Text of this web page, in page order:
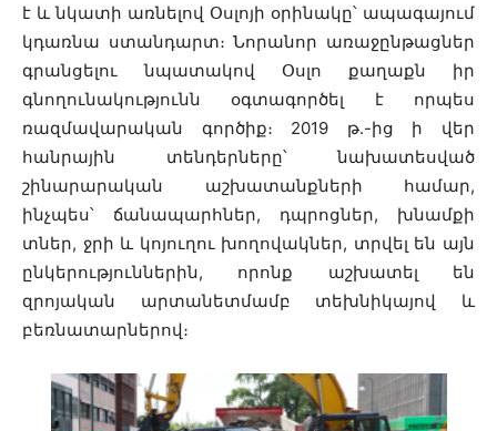
է և նկատի առնելով Օսլոյի օրինակը՝ ապագայում
կդառնա ստանդարտ։ Նորանոր առաջընթացներ
գրանցելու նպատակով Օսլո քաղաքն իր
գնողունակությունն օգտագործել է որպես
ռազմավարական գործիք։ 2019 թ.-ից ի վեր
հանրային տենդերները՝ նախատեսված
շինարարական աշխատանքների համար,
ինչպես՝ ճանապարհներ, դպրոցներ, խնամքի
տներ, ջրի և կոյուղու խողովակներ, տրվել են այն
ընկերություններին, որոնք աշխատել են
զրոյական արտանետմամբ տեխնիկայով և
բեռնատարներով։